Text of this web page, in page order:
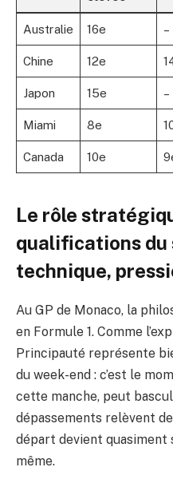
Australie 16e –
Chine 12e
Japon 15e –
Miami 8e
Canada 10e
Le rôle
qualifications du
technique,
Au GP de Monaco, la
en Formule 1. Comme
Principauté représente
du week-end : c’est le
cette manche, peut
dépassements relèvent
départ devient quasiment
même.